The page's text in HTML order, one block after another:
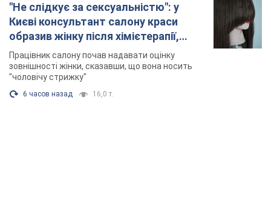
"Не слідкує за сексуальністю": у
Києві консультант салону краси
образив жінку після хімієтерапії,
розгорівся скандал. Фото
Працівник салону почав надавати оцінку
зовнішності жінки, сказавши, що вона носить
"чоловічу стрижку"
6 часов назад 16,0 т.